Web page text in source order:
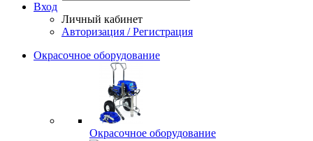
Вход
Личный кабинет
Авторизация / Регистрация
Окрасочное оборудование
Окрасочное оборудование